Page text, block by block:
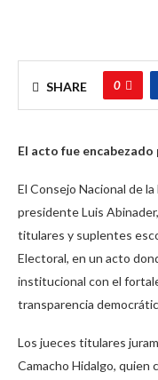
SHARE 0
El acto fue
El Consejo Nacional de
presidente Luis
titulares y suplentes
Electoral, en un acto
institucional con el
transparencia
Los jueces titulares
Camacho Hidalgo, quien